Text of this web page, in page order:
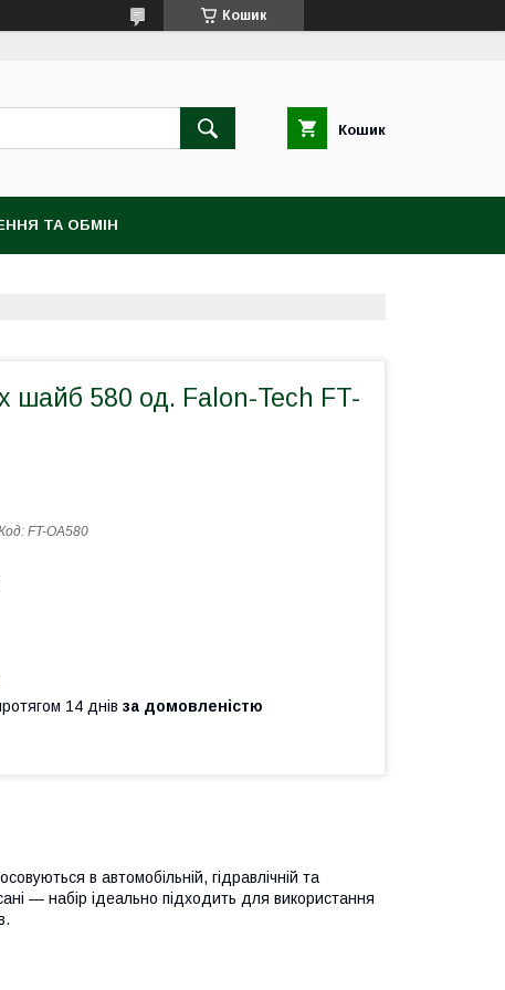
Кошик
Кошик
ТА ОБМІН
шайб 580 од. Falon-Tech FT-
FT-OA580
14 днів за домовленістю
в автомобільній, гідравлічній та
— набір ідеально підходить для використання